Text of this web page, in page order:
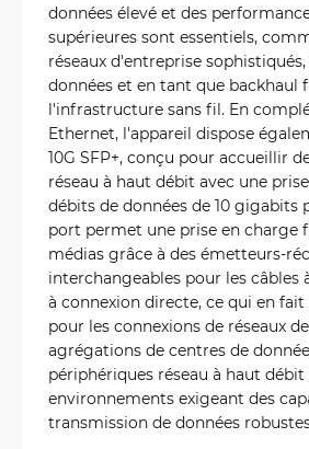
données élevé et des
supérieures sont essentiels,
réseaux d'entreprise
données et en tant que backhaul
l'infrastructure sans fil. En
Ethernet, l'appareil dispose
10G SFP+, conçu pour accueillir
réseau à haut débit avec une
débits de données de 10 gigabits
port permet une prise en charge
médias grâce à des émetteurs-
interchangeables pour les câbles
à connexion directe, ce qui en
pour les connexions de réseaux
agrégations de centres de
périphériques réseau à haut débit
environnements exigeant des
transmission de données